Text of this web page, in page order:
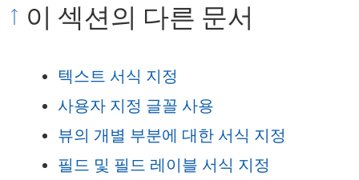
이 섹션의 다른 문서
텍스트 서식 지정
사용자 지정 글꼴 사용
뷰의 개별 부분에 대한 서식 지정
필드 및 필드 레이블 서식 지정